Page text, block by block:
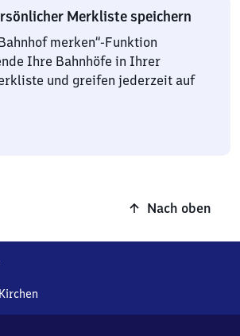
Merkliste speichern
merken“-Funktion
Ihre Bahnhöfe in Ihrer
und greifen jederzeit auf
Nach oben